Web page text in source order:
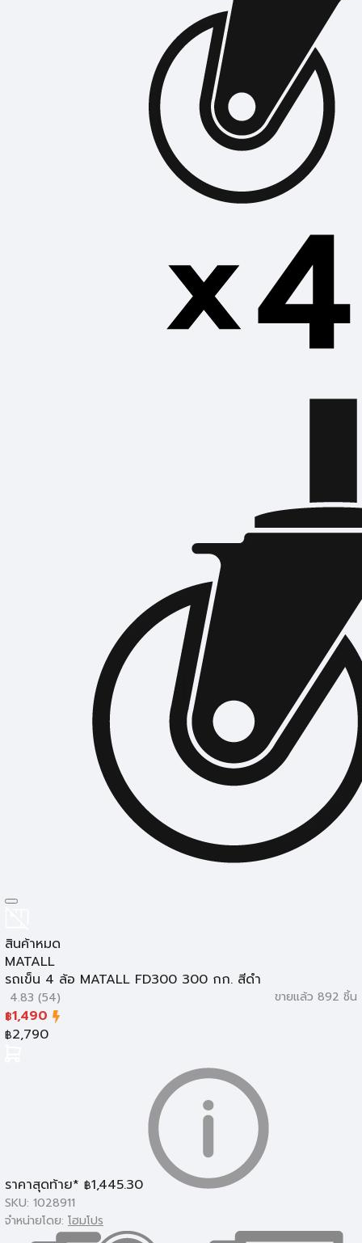
สินค้าหมด
MATALL
รถเข็น 4 ล้อ MATALL FD300 300 กก. สีดำ
4.83 (54) ขายแล้ว 892 ชิ้น
฿1,490
฿2,790
ราคาสุดท้าย* ฿1,445.30
SKU: 1028911
จำหน่ายโดย: โฮมโปร